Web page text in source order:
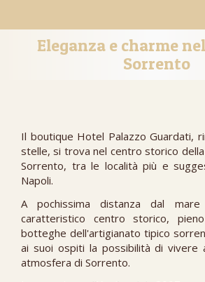
Eleganza e charme
Sorrento
Il boutique Hotel Palazzo Guardati,
stelle, si trova nel centro storico
Sorrento, tra le località più e
Napoli.
A pochissima distanza dal
caratteristico centro storico,
botteghe dell'artigianato tipico
ai suoi ospiti la possibilità di vivere
atmosfera di Sorrento.